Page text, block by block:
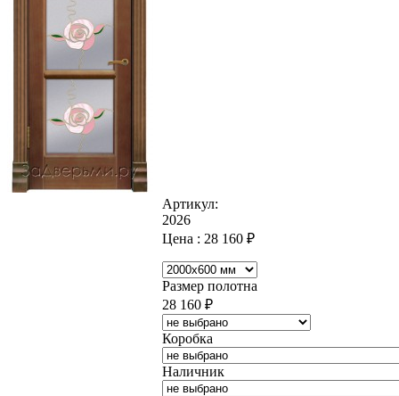
Артикул:
2026
Цена : 28 160 ₽
Размер полотна
28 160 ₽
Коробка
Наличник